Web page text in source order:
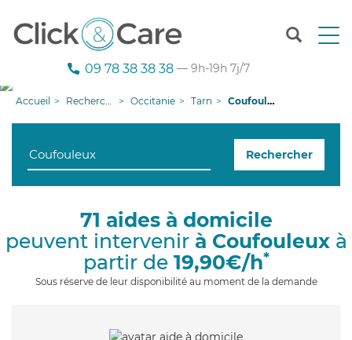
T
n
g
i
09 78 38 38 38 — 9h-19h 7j/7
Accueil Recherche aide à domicile Occitanie Tarn Coufouleux
Rechercher
71 aides à domicile
peuvent intervenir à Coufouleuxà
partir de 19,90€/h*
Sous réserve de leur disponibilité au moment de la demande